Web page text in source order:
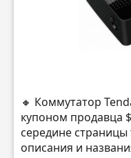
🔸 Коммутатор
купоном продавца
середине страницы
описания и